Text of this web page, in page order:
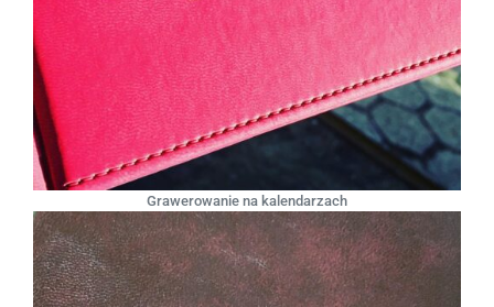
Grawerowanie na kalendarzach